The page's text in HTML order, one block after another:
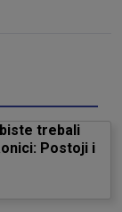
trebali
Postoji i